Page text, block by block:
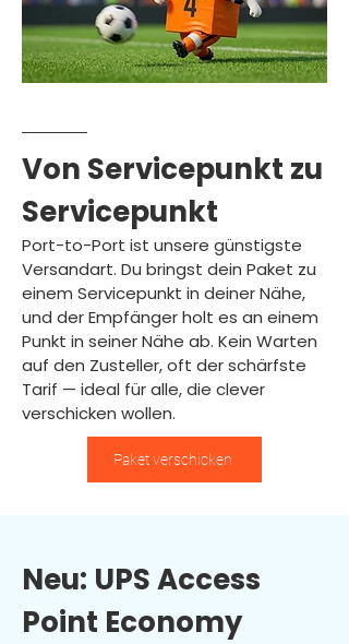
Von Servicepunkt zu
Servicepunkt
Port-to-Port ist unsere günstigste
Versandart. Du bringst dein Paket zu
einem Servicepunkt in deiner Nähe,
und der Empfänger holt es an einem
Punkt in seiner Nähe ab. Kein Warten
auf den Zusteller, oft der schärfste
Tarif — ideal für alle, die clever
verschicken wollen.
Paket verschicken
Neu: UPS Access
Point Economy